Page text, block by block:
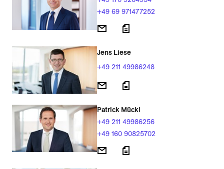
+49 69 971477252
Jens Liese
+49 211 49986248
Patrick Mückl
+49 211 49986256
+49 160 90825702